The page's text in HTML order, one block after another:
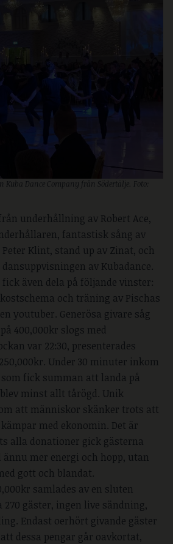
Dance Company från Södertälje. Foto:
underhållning av Robert Ace,
fantastisk sång av
Klint, stand up av Zinat, och
av Kubadance.
även dela på följande vinster:
och träning av Pischas
youtuber. Generösa givare såg
400,000kr slogs med
var 22:30, presenterades
Under 30 minuter inkom
fick summan att landa på
minst allt tårögd. Unik
att människor skänker trots att
med ekonomin. Det är
alla donationer gick gästerna
mer energi och hopp, utan
gott och blandat.
samlades av en sluten
gäster, ingen live sändning,
Endast oerhört givande gäster
dessa pengar går oavkortat,